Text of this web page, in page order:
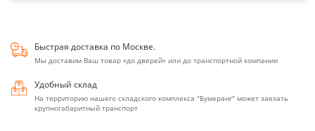
Быстрая доставка по Москве.
Мы доставим Ваш товар «до дверей» или до транспортной компании
Удобный склад
На территорию нашего складского комплекса "Бумеранг" может заехать
крупногабаритный транспорт